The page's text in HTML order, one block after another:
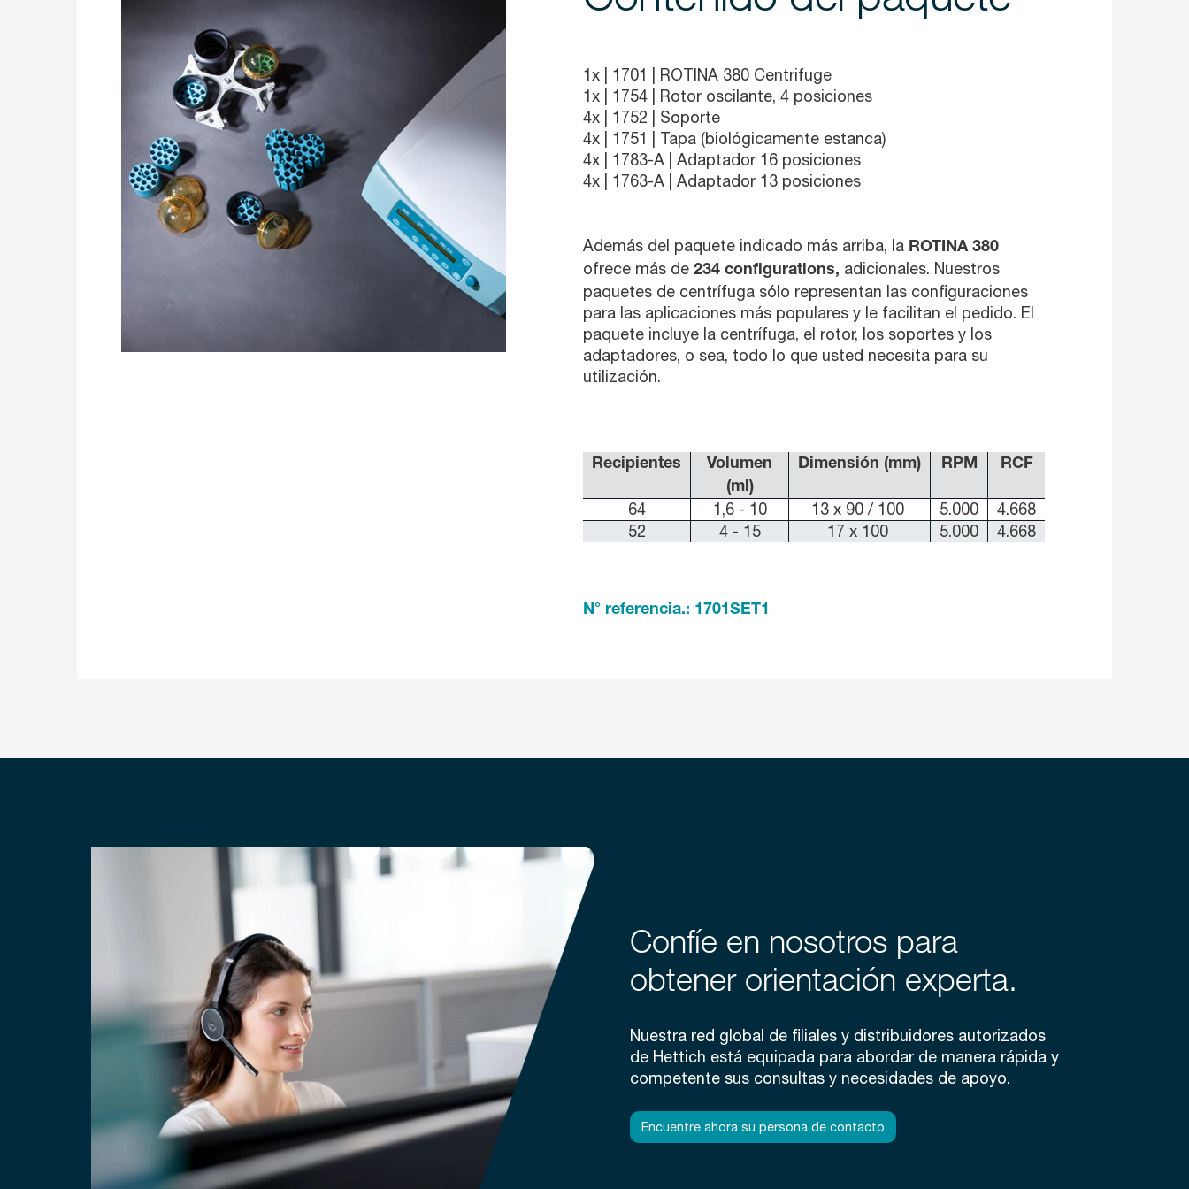
1x | 1701
| ROTINA 380 Centrifuge
1x | 1754
| Rotor oscilante, 4 posiciones
4x | 1752
| Soporte
4x | 1751
| Tapa (biológicamente estanca)
4x | 1783-A | Adaptador 16 posiciones
4x | 1763-A | Adaptador 13 posiciones
Además del paquete indicado más arriba, la ROTINA 380
ofrece más de234 configurations, adicionales. Nuestros
paquetes de centrífuga sólo representan las configuraciones
para las aplicaciones más populares y le facilitan el pedido. El
paquete incluye la centrífuga, el rotor, los soportes y los
adaptadores, o sea, todo lo que usted necesita para su
utilización.
Recipientes
Volumen
(ml)
Dimensión (mm) RPM RCF
64 1,6 - 10 13 x 90 / 100 5.000
4.668
52
4 - 15 17 x 100 5.000 4.668
N° referencia.: 1701SET1
Confíe en nosotros para
obtener orientación experta.
Nuestra red global de filiales y distribuidores autorizados
de Hettich está equipada para abordar de manera rápida y
competente sus consultas y necesidades de apoyo.
Encuentre ahora su persona de contacto